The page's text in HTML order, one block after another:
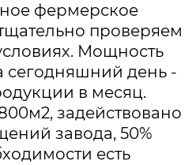
фермерское
проверяем
Мощность
сегодняшний день -
в месяц.
задействовано
завода, 50%
есть